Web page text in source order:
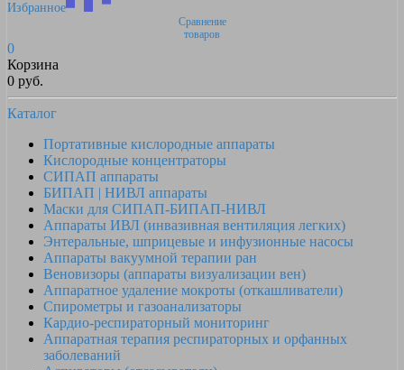
Избранное
Сравнение
товаров
0
Корзина
0 руб.
Каталог
Портативные кислородные аппараты
Кислородные концентраторы
СИПАП аппараты
БИПАП | НИВЛ аппараты
Маски для СИПАП-БИПАП-НИВЛ
Аппараты ИВЛ (инвазивная вентиляция легких)
Энтеральные, шприцевые и инфузионные насосы
Аппараты вакуумной терапии ран
Веновизоры (аппараты визуализации вен)
Аппаратное удаление мокроты (откашливатели)
Спирометры и газоанализаторы
Кардио-респираторный мониторинг
Аппаратная терапия респираторных и орфанных
заболеваний